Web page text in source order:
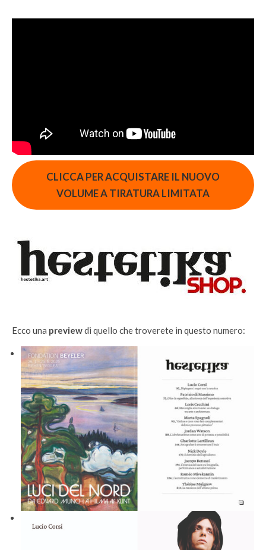
CLICCA PER ACQUISTARE IL NUOVO
VOLUME A TIRATURA LIMITATA
Ecco una previewdi quello che troverete in questo numero: